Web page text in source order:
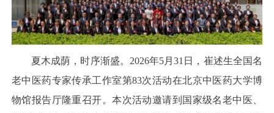
夏木成荫，时序渐盛。2026年5月31日，崔述生全国名
老中医药专家传承工作室第83次活动在北京中医药大学博
物馆报告厅隆重召开。本次活动邀请到国家级名老中医、